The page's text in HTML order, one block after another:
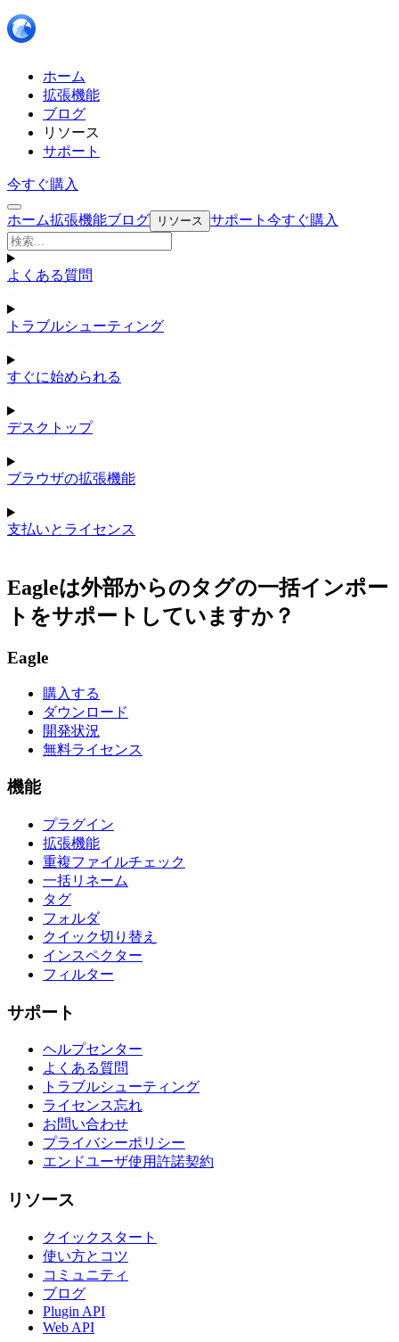
ホーム
拡張機能
ブログ
リソース
サポート
今すぐ購入
ホーム拡張機能ブログ リソース サポート 今すぐ購入
よくある質問
トラブルシューティング
すぐに始められる
デスクトップ
ブラウザの拡張機能
支払いとライセンス
Eagleは外部からのタグの一括インポー
トをサポートしていますか？
Eagle
購入する
ダウンロード
開発状況
無料ライセンス
機能
プラグイン
拡張機能
重複ファイルチェック
一括リネーム
タグ
フォルダ
クイック切り替え
インスペクター
フィルター
サポート
ヘルプセンター
よくある質問
トラブルシューティング
ライセンス忘れ
お問い合わせ
プライバシーポリシー
エンドユーザ使用許諾契約
リソース
クイックスタート
使い方とコツ
コミュニティ
ブログ
Plugin API
Web API